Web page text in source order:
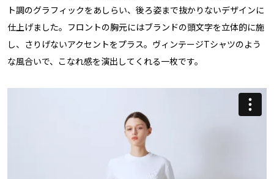
ト調のグラフィックをあしらい、後ろ姿まで抜かりないデザインに
仕上げました。フロントの胸元にはブランドの頭文字を立体的に施
し、さりげないアクセントをプラス。ヴィンテージTシャツのよう
な風合いで、こなれ感を演出してくれる一枚です。